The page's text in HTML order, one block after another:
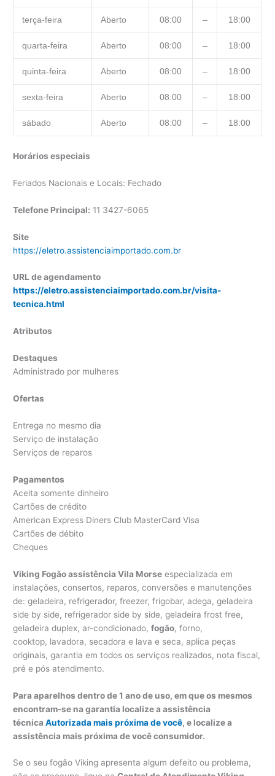
terça-feira Aberto 08:00 – 18:00
quarta-feira Aberto 08:00 – 18:00
quinta-feira Aberto 08:00 – 18:00
sexta-feira Aberto 08:00 – 18:00
sábado Aberto 08:00 – 18:00
Horários especiais
Feriados Nacionais e Locais: Fechado
Telefone Principal: 11 3427-6065
Site
https://eletro.assistenciaimportado.com.br
URL de agendamento
https://eletro.assistenciaimportado.com.br/visita-
tecnica.html
Atributos
Destaques
Administrado por mulheres
Ofertas
Entrega no mesmo dia
Serviço de instalação
Serviços de reparos
Pagamentos
Aceita somente dinheiro
Cartões de crédito
American Express Diners Club MasterCard Visa
Cartões de débito
Cheques
Viking Fogão assistência Vila Morse especializada em
instalações, consertos, reparos, conversões e manutenções
de: geladeira, refrigerador, freezer, frigobar, adega, geladeira
side by side, refrigerador side by side, geladeira frost free,
geladeira duplex, ar-condicionado,fogão, forno,
cooktop, lavadora, secadora e lava e seca, aplica peças
originais, garantia em todos os serviços realizados, nota fiscal,
pré e pós atendimento.
Para aparelhos dentro de 1 ano de uso, em que os mesmos
encontram-se na garantia localize a assistência
técnicaAutorizada mais próxima de você, e localize a
assistência mais próxima de você consumidor.
Se o seu fogão Viking apresenta algum defeito ou problema,